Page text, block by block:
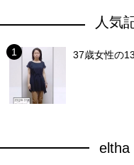
人気
37歳女性の
eltha